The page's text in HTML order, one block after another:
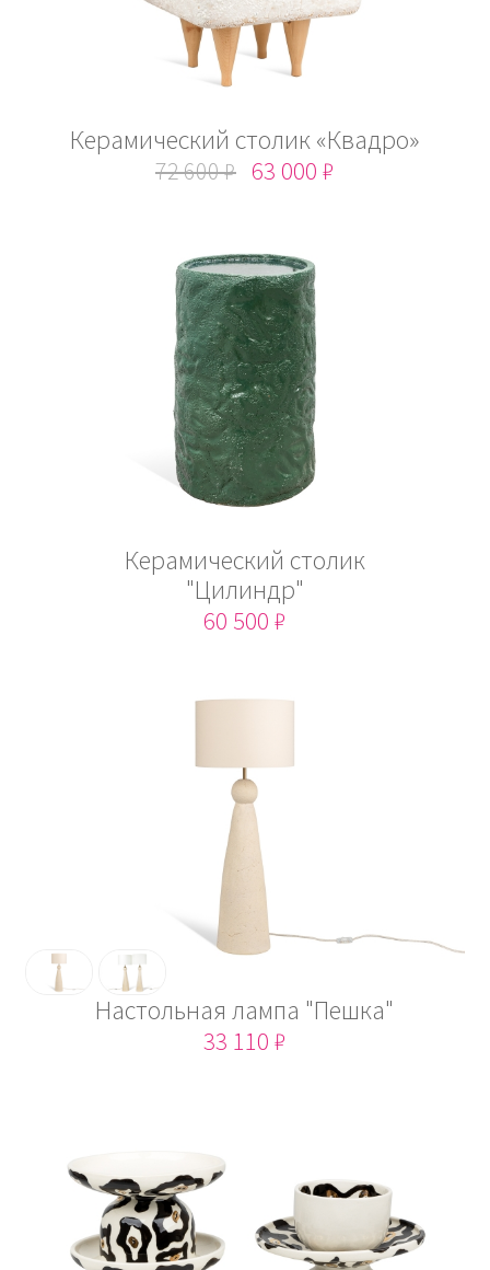
Керамический столик «Квадро»
72 600 ₽ 63 000 ₽
Керамический столик
"Цилиндр"
60 500 ₽
Настольная лампа "Пешка"
33 110 ₽